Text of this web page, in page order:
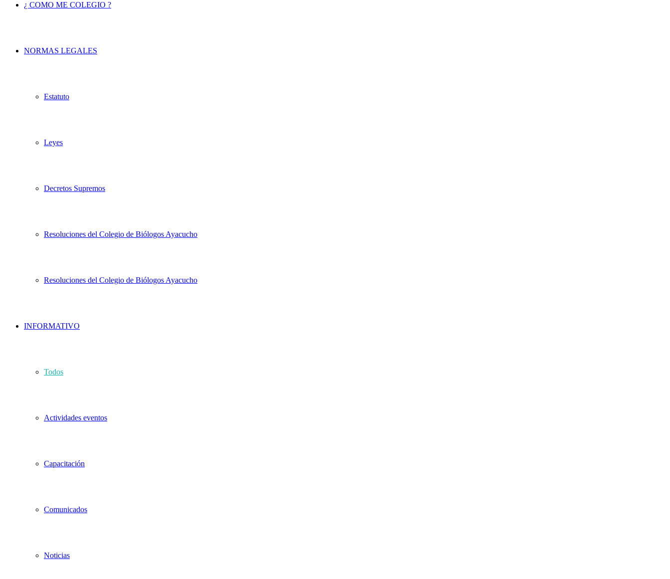
¿ COMO ME COLEGIO ?
NORMAS LEGALES
Estatuto
Leyes
Decretos Supremos
Resoluciones del Colegio de Biólogos Ayacucho
Resoluciones del Colegio de Biólogos Ayacucho
INFORMATIVO
Todos
Actividades eventos
Capacitación
Comunicados
Noticias